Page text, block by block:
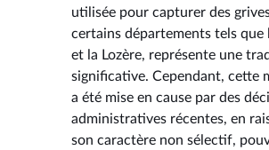
utilisée pour capturer des
certains départements tels que
et la Lozère, représente une
significative. Cependant, cette
a été mise en cause par des
administratives récentes, en
son caractère non sélectif,